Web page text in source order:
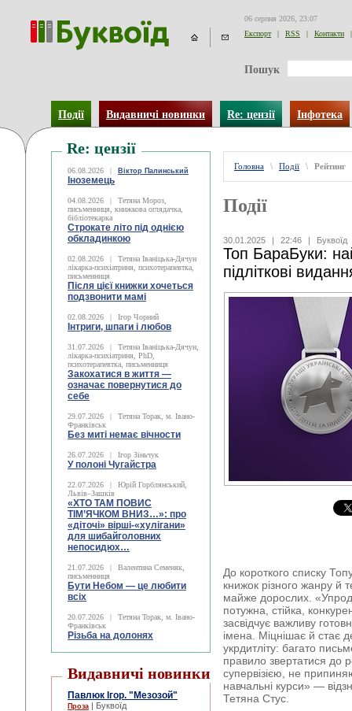
06 серпня 2026, 23:07
Експорт
| RSS | Контакти |
Пошук
Події Видавничі новинки Re: цензії Інфотека
Re: цензії
06.08.2026 | Віктор Палинський
Іноземець
04.08.2026 |
Тетяна Мороз,
письменниця, книжкова оглядачка,
бібліотекарка
Строкате літо під однією
обкладинкою
02.08.2026 |
Тетяна Іваніцька-Дячун
лікарка-психіатриня, психотерапевтка,
письменниця
Після цієї книжки хочеться
подзвонити мамі
02.08.2026 | Ігор Чорний
Інтриги, шпаги і любов
31.07.2026 |
Тетяна Іваніцька-Дячун,
лікарка-психіатриня, PhD,
психотерапевтка, письменниця
Закохатися в життя —
означає повернутися до
себе
29.07.2026 |
Тетяна Торак, м. Івано-
Франківськ
Без миті немає вічности
26.07.2026 | Ігор Зіньчук
У полоні Чугайстра
22.07.2026 |
Юрій Горблянський,
Львів–Зашків
«ХТО ТАМ ПОВИС
ТІМ’ЯЧКОМ ВНИЗ…»: про
«діточі» вірші-«хулігани»
для шибайголовних
непосидюх…
21.07.2026 |
Валентина Семеняк,
письменниця
Бути Небом ― це любити
всіх
20.07.2026 |
Тетяна Торак, м. Івано-
Франківськ
Різьба на долонях
Видавничі новинки
Павлюк Ігор. "Мезозой"
Проза | Буквоїд
Головна \ Події \ Рейтинг
Події
30.01.2025 | 22:46 | Буквоїд
Топ БараБуки:
підліткові
До короткого списку
книжок різного жанру й
майже дорослих.
потужна, стійка,
засвідчує важливу
імена. Міцнішає й стає
укрдитліту: багато
правило звертатися до
супервізією, не
навчальні курси» —
Тетяна Стус